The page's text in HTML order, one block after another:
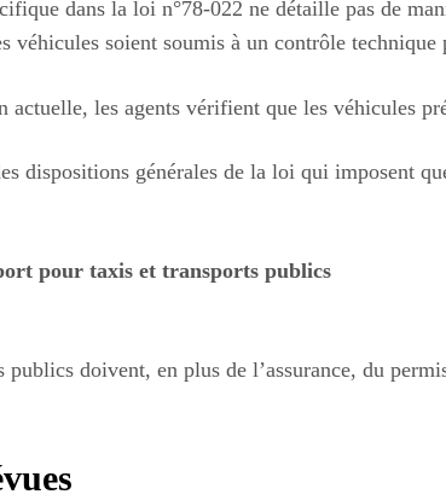
dans la loi n°78-022 ne détaille pas de
véhicules soient soumis à un contrôle
actuelle, les agents vérifient que les véhicules
dispositions générales de la loi qui imposent
pour taxis et transports publics
publics doivent, en plus de l’assurance, du